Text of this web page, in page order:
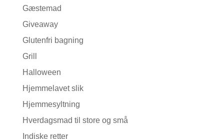
Gæstemad
Giveaway
Glutenfri bagning
Grill
Halloween
Hjemmelavet slik
Hjemmesyltning
Hverdagsmad til store og små
Indiske retter